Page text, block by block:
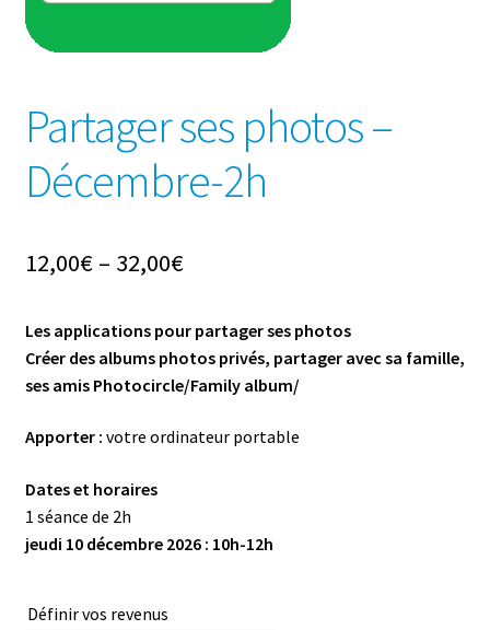
Partager ses photos –
Décembre-2h
12,00€– 32,00€
Les applications pour partager ses photos
Créer des albums photos privés, partager avec sa famille,
ses amis Photocircle/Family album/
Apporter : votre ordinateur portable
Dates et horaires
1 séance de 2h
jeudi 10 décembre 2026 : 10h-12h
Définir vos revenus